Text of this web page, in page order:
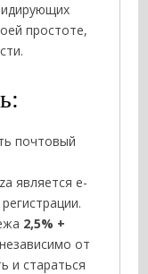
простоте,
почтовый
является e-
2,5% +
от
и стараться